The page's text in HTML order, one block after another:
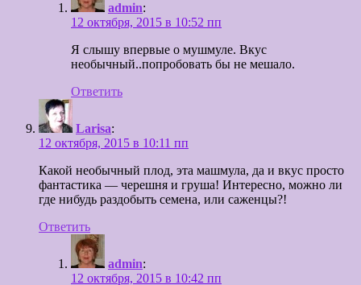
admin:
12 октября, 2015 в 10:52 пп
Я слышу впервые о мушмуле. Вкус
необычный..попробовать бы не мешало.
Ответить
Larisa:
12 октября, 2015 в 10:11 пп
Какой необычный плод, эта машмула, да и вкус просто
фантастика — черешня и груша! Интересно, можно ли
где нибудь раздобыть семена, или саженцы?!
Ответить
admin:
12 октября, 2015 в 10:42 пп